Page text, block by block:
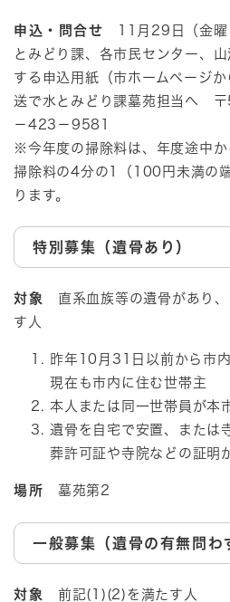
申込・問合せ 11月29日（金曜
とみどり課、各市民センター、
する申込用紙（市ホームページ
送で水とみどり課墓苑担当へ
－423－9581​
※今年度の掃除料は、年度途中
掃除料の4分の1（100円未満の
ります。
特別募集（遺骨あり）
対象
直系血族等の遺骨があり
す人
昨年10月31日以前から市
現在も市内に住む世帯主
本人または同一世帯員が本
遺骨を自宅で安置、または
葬許可証や寺院などの証明
場所 墓苑第2
一般募集（遺骨の有無問わ
対象
前記(1)(2)を満たす人